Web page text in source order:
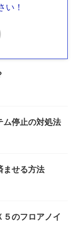
い！
停止の対処法
ませる方法
５のフロアノイ